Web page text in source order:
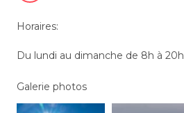
Horaires:
Du lundi au dimanche de 8h à 20h
Galerie photos